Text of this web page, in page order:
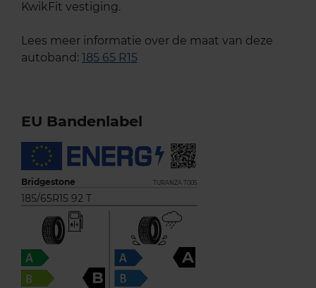
KwikFit vestiging.
Lees meer informatie over de maat van deze
autoband: 185 65 R15
EU Bandenlabel
Bridgestone TURANZA T005
185/65R15 92 T
B
A